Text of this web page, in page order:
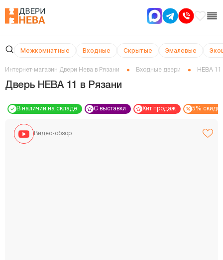
Межкомнатные Входные Скрытые Эмалевые
Интернет-магазин Двери Нева в Рязани Входные двери НЕВА 11
Дверь НЕВА 11 в Рязани
В наличии на складе С выставки Хит продаж 5% скидка
Видео-обзор